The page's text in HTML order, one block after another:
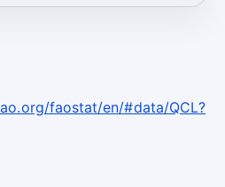
faostat/en/#data/QCL?